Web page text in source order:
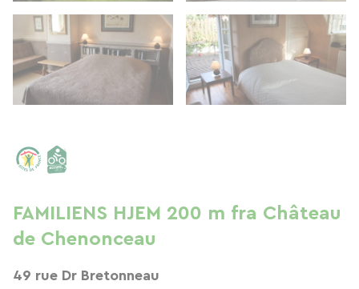
FAMILIENS HJEM 200 m fra Château
de Chenonceau
49 rue Dr Bretonneau